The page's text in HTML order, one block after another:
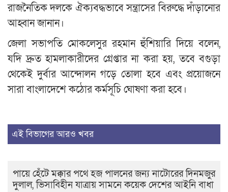
রাজনৈতিক দলকে ঐক্যবদ্ধভাবে সন্ত্রাসের বিরুদ্ধে দাঁড়ানোর
আহ্বান জানান।
জেলা সভাপতি মোকলেসুর রহমান হুঁশিয়ারি দিয়ে বলেন,
যদি দ্রুত হামলাকারীদের গ্রেপ্তার না করা হয়, তবে বগুড়া
থেকেই দুর্বার আন্দোলন গড়ে তোলা হবে এবং প্রয়োজনে
সারা বাংলাদেশে কঠোর কর্মসূচি ঘোষণা করা হবে।
এই বিভাগের আরও খবর
পায়ে হেঁটে মক্কার পথে হজ পালনের জন্য নাটোরের দিনমজুর
দুলাল, ভিসাবিহীন যাত্রায় সামনে কয়েক দেশের আইনি বাধা